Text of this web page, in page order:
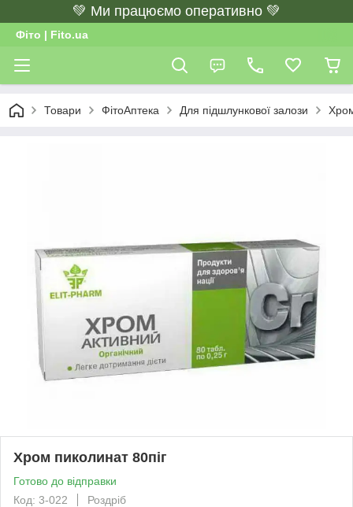
💚 Ми працюємо оперативно 💚
Фіто | Fito.ua
Товари ФітоАптека Для підшлункової залози
Хром пиколинат 80піг
Готово до відправки
Код: 3-022
Роздріб